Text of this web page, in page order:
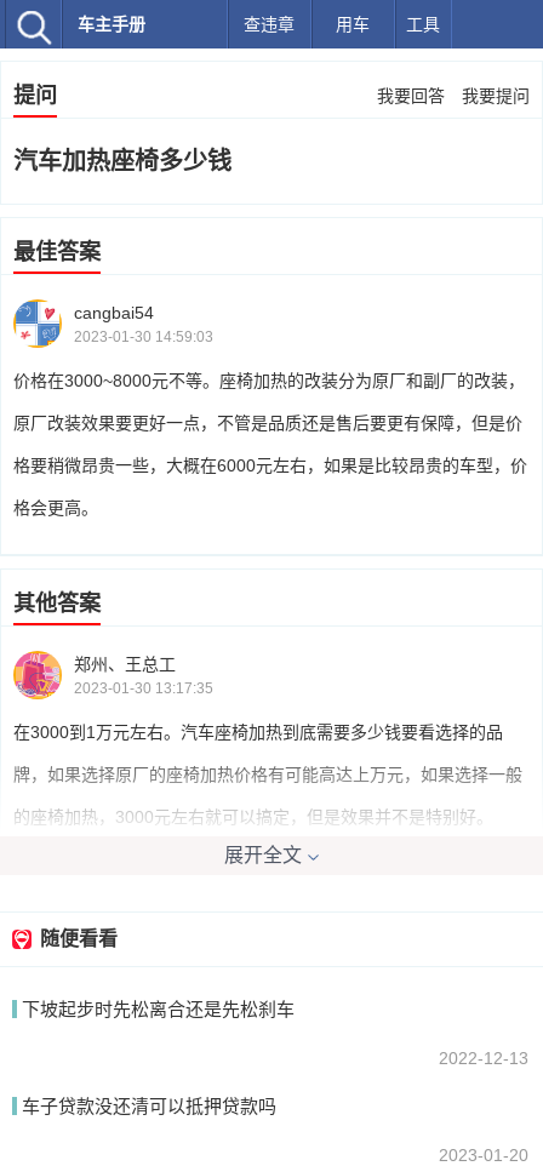
车主手册 查违章 用车 工具
提问 我要回答 我要提问
汽车加热座椅多少钱
最佳答案
cangbai54
2023-01-30 14:59:03
价格在3000~8000元不等。座椅加热的改装分为原厂和副厂的改装，
原厂改装效果要更好一点，不管是品质还是售后要更有保障，但是价
格要稍微昂贵一些，大概在6000元左右，如果是比较昂贵的车型，价
格会更高。
其他答案
郑州、王总工
2023-01-30 13:17:35
在3000到1万元左右。汽车座椅加热到底需要多少钱要看选择的品
牌，如果选择原厂的座椅加热价格有可能高达上万元，如果选择一般
的座椅加热，3000元左右就可以搞定，但是效果并不是特别好。
展开全文
随便看看
下坡起步时先松离合还是先松刹车
2022-12-13
车子贷款没还清可以抵押贷款吗
2023-01-20